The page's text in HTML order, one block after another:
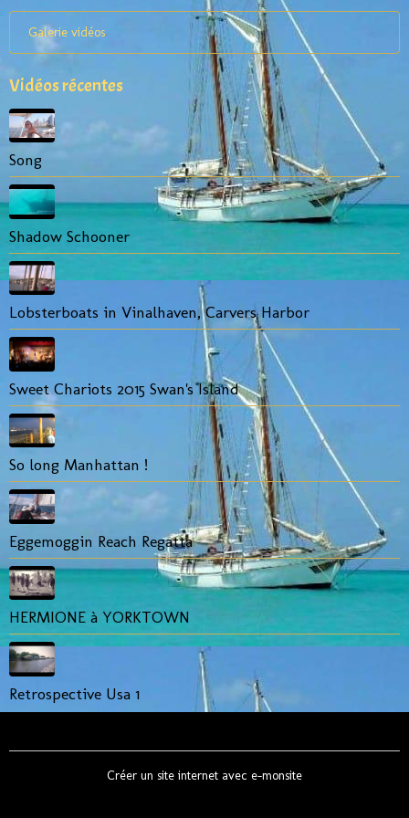
Galerie vidéos
Vidéos récentes
Song
Shadow Schooner
Lobsterboats in Vinalhaven, Carvers Harbor
Sweet Chariots 2015 Swan's Island
So long Manhattan !
Eggemoggin Reach Regatta
HERMIONE à YORKTOWN
Retrospective Usa 1
Créer un site internet avec e-monsite